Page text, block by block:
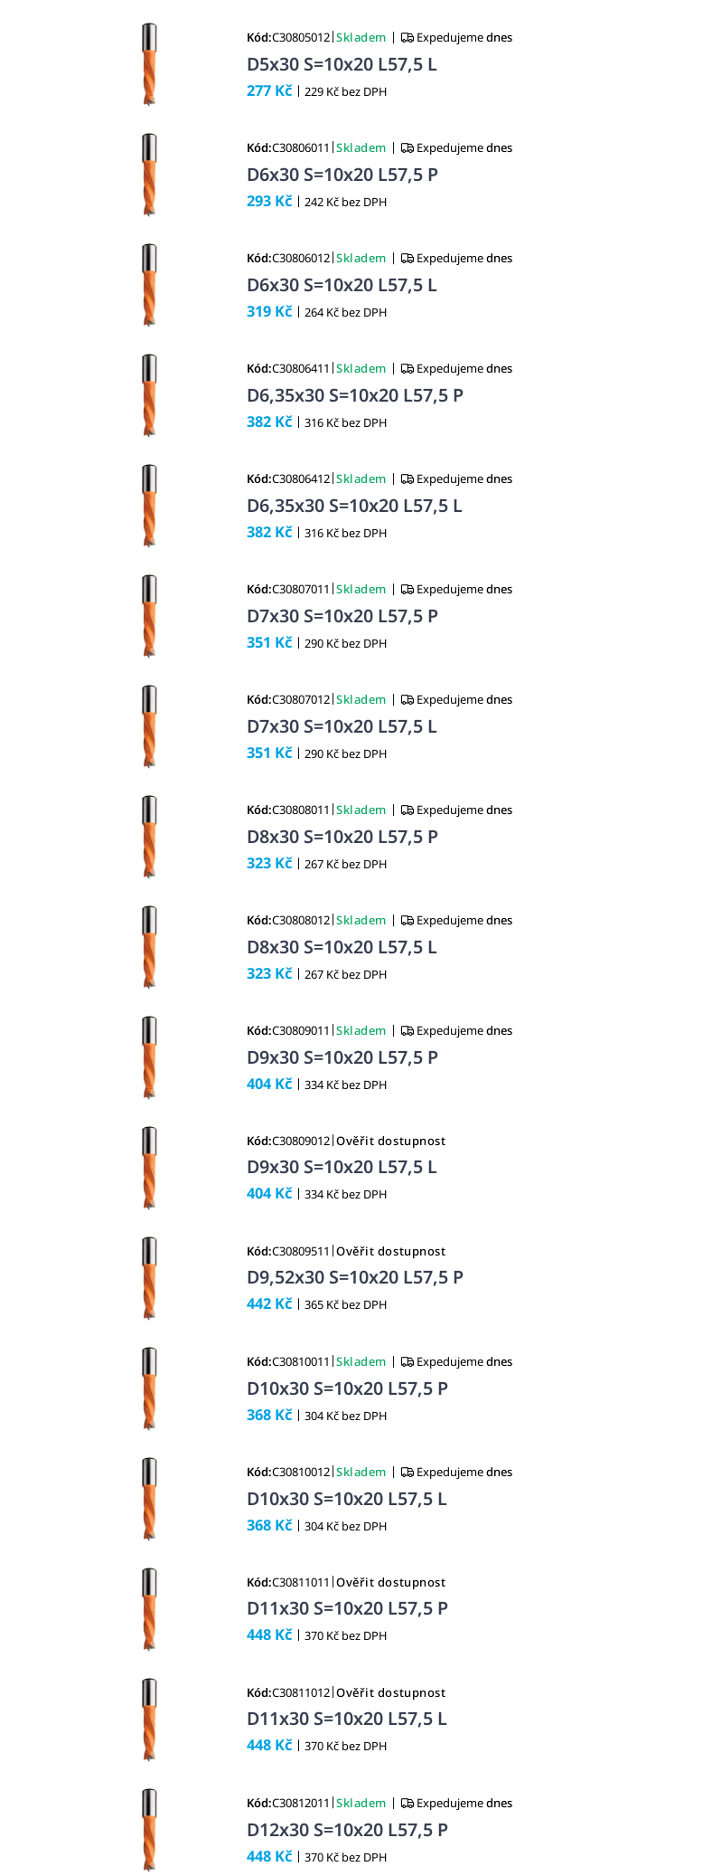
Kód:C30805012|Skladem | Expedujemednes
D5x30 S=10x20 L57,5 L
277 Kč | 229 Kč bez DPH
Kód:C30806011 |Skladem | Expedujemednes
D6x30 S=10x20 L57,5 P
293 Kč | 242 Kč bez DPH
Kód:C30806012|Skladem | Expedujemednes
D6x30 S=10x20 L57,5 L
319 Kč | 264 Kč bez DPH
Kód:C30806411 |Skladem | Expedujemednes
D6,35x30 S=10x20 L57,5 P
382 Kč | 316 Kč bez DPH
Kód:C30806412|Skladem | Expedujemednes
D6,35x30 S=10x20 L57,5 L
382 Kč | 316 Kč bez DPH
Kód:C30807011 |Skladem | Expedujemednes
D7x30 S=10x20 L57,5 P
351 Kč | 290 Kč bez DPH
Kód:C30807012|Skladem | Expedujemednes
D7x30 S=10x20 L57,5 L
351 Kč | 290 Kč bez DPH
Kód:C30808011 |Skladem | Expedujemednes
D8x30 S=10x20 L57,5 P
323 Kč | 267 Kč bez DPH
Kód:C30808012|Skladem | Expedujemednes
D8x30 S=10x20 L57,5 L
323 Kč | 267 Kč bez DPH
Kód:C30809011 |Skladem | Expedujemednes
D9x30 S=10x20 L57,5 P
404 Kč | 334 Kč bez DPH
Kód:C30809012|Ověřit dostupnost
D9x30 S=10x20 L57,5 L
404 Kč | 334 Kč bez DPH
Kód:C30809511 |Ověřit dostupnost
D9,52x30 S=10x20 L57,5 P
442 Kč | 365 Kč bez DPH
Kód:C30810011 |Skladem | Expedujemednes
D10x30 S=10x20 L57,5 P
368 Kč | 304 Kč bez DPH
Kód:C30810012|Skladem | Expedujemednes
D10x30 S=10x20 L57,5 L
368 Kč | 304 Kč bez DPH
Kód:C30811011 |Ověřit dostupnost
D11x30 S=10x20 L57,5 P
448 Kč | 370 Kč bez DPH
Kód:C30811012|Ověřit dostupnost
D11x30 S=10x20 L57,5 L
448 Kč | 370 Kč bez DPH
Kód:C30812011 |Skladem | Expedujemednes
D12x30 S=10x20 L57,5 P
448 Kč | 370 Kč bez DPH